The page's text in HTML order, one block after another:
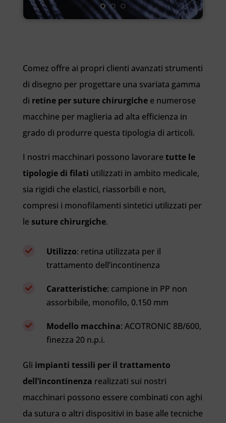
Comez offre ai propri clienti avanzati strumenti
di disegno per progettare una svariata gamma
di retine per suture chirurgichee numerose
macchine per maglieria ad alta efficienza in
grado di produrre questa tipologia di articoli.
I nostri macchinari possono lavoraretutte le
tipologie di filati utilizzati in ambito medicale,
sia rigidi che elastici, riassorbili e non,
compresi i monofilamenti sintetici utilizzati per
le suture chirurgiche.
 Utilizzo: retina utilizzata per il
trattamento dell’incontinenza
 Caratteristiche: campione in PP non
assorbibile, monofilo, 0.150 mm
 Modello macchina: ACOTRONIC 8B/600,
finezza 20 n.p.i.
Gli impianti tessili per il trattamento
dell’incontinenza realizzati sui nostri
macchinari possono essere combinati con aghi
da sutura o altri dispositivi in base alle tecniche